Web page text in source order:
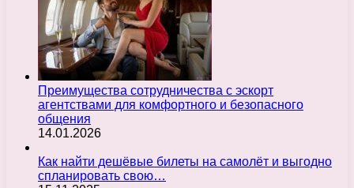
Преимущества сотрудничества с эскорт
агентствами для комфортного и безопасного
общения
14.01.2026
Как найти дешёвые билеты на самолёт и выгодно
спланировать свою…